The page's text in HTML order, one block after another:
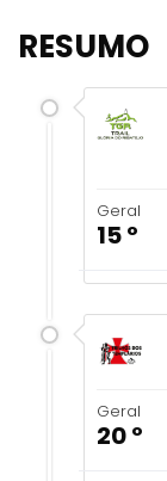
RESUMO
Geral
15 º
Geral
20 º